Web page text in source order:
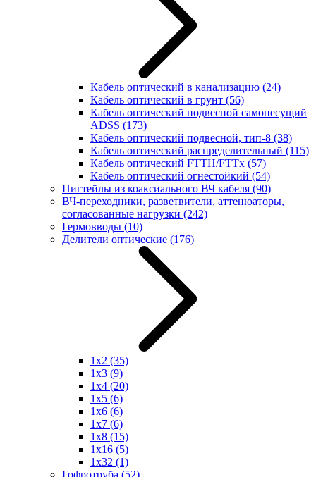
Кабель оптический в канализацию (24)
Кабель оптический в грунт (56)
Кабель оптический подвесной самонесущий
ADSS (173)
Кабель оптический подвесной, тип-8 (38)
Кабель оптический распределительный (115)
Кабель оптический FTTH/FTTx (57)
Кабель оптический огнестойкий (54)
Пигтейлы из коаксиального ВЧ кабеля (90)
ВЧ-переходники, разветвители, аттенюаторы,
согласованные нагрузки (242)
Гермовводы (10)
Делители оптические (176)
1x2 (35)
1x3 (9)
1x4 (20)
1x5 (6)
1x6 (6)
1x7 (6)
1x8 (15)
1x16 (5)
1x32 (1)
Гофротруба (52)